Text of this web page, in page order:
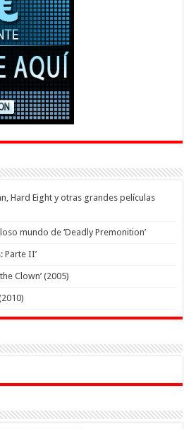
Hard Eight y otras grandes películas
mundo de ‘Deadly Premonition’
Parte II’
Clown’ (2005)